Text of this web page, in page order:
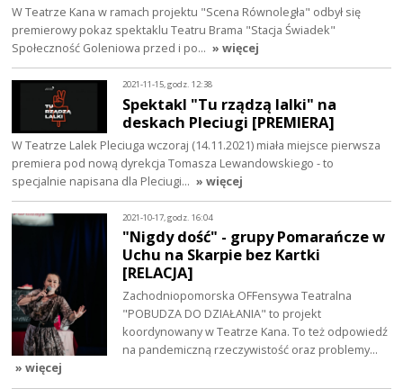
W Teatrze Kana w ramach projektu "Scena Równoległa" odbył się
premierowy pokaz spektaklu Teatru Brama "Stacja Świadek"
Społeczność Goleniowa przed i po… » więcej
2021-11-15, godz. 12:38
Spektakl "Tu rządzą lalki" na
deskach Pleciugi [PREMIERA]
W Teatrze Lalek Pleciuga wczoraj (14.11.2021) miała miejsce pierwsza
premiera pod nową dyrekcja Tomasza Lewandowskiego - to
specjalnie napisana dla Pleciugi… » więcej
2021-10-17, godz. 16:04
"Nigdy dość" - grupy Pomarańcze w
Uchu na Skarpie bez Kartki
[RELACJA]
Zachodniopomorska OFFensywa Teatralna
"POBUDZA DO DZIAŁANIA" to projekt
koordynowany w Teatrze Kana. To też odpowiedź
na pandemiczną rzeczywistość oraz problemy…
» więcej